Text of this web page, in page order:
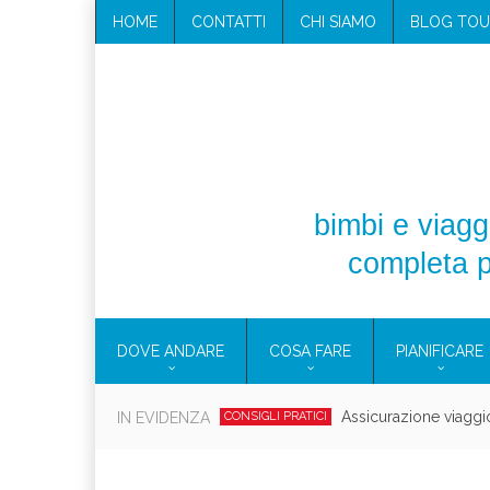
HOME CONTATTI CHI SIAMO BLOG
bimbi e
completa
DOVE ANDARE COSA FARE PIANIFICARE
IN EVIDENZA CONSIGLI PRATICI Cosmetici solidi in